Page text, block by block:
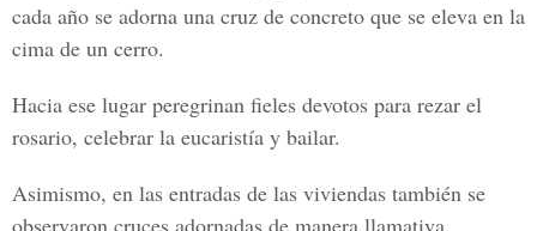
cada año se adorna una cruz de concreto que se eleva en la
cima de un cerro.
Hacia ese lugar peregrinan fieles devotos para rezar el
rosario, celebrar la eucaristía y bailar.
Asimismo, en las entradas de las viviendas también se
observaron cruces adornadas de manera llamativa.